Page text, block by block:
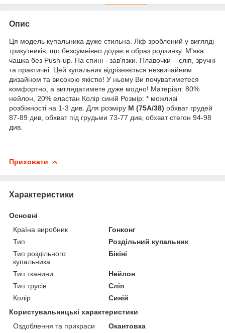
Опис
Ця модель купальника дуже стильна. Ліф зроблений у вигляді
трикутників, що безсумнівно додає в образ родзинку. М'яка
чашка без Рush-up. На спині - зав'язки. Плавочки – сліп, зручні
та практичні. Цей купальник відрізняється незвичайним
дизайном та високою якістю! У ньому Ви почуватиметеся
комфортно, а виглядатимете дуже модно! Матеріал: 80%
нейлон, 20% еластан Колір синій Розмір: * можливі
розбіжності на 1-3 див. Для розміру M (75A/38) обхват грудей
87-89 див, обхват під грудьми 73-77 див, обхват стегон 94-98
див.
Приховати
Характеристики
Основні
Країна виробник
Гонконг
Тип
Роздільний купальник
Тип роздільного
купальника
Бікіні
Тип тканини
Нейлон
Тип трусів
Сліп
Колір
Синій
Користувальницькі характеристики
Оздоблення та прикраси
Окантовка